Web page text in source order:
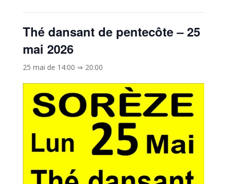
Thé dansant de pentecôte – 25
mai 2026
25 mai de 14:00 ⇒ 20:00